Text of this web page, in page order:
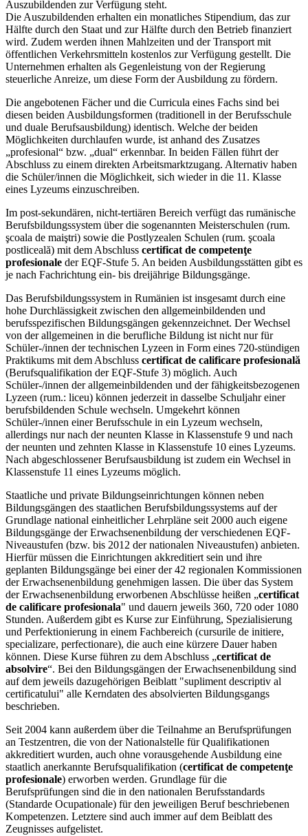
Auszubildenden zur Verfügung steht.
Die Auszubildenden erhalten ein monatliches Stipendium, das zur
Hälfte durch den Staat und zur Hälfte durch den Betrieb finanziert
wird. Zudem werden ihnen Mahlzeiten und der Transport mit
öffentlichen Verkehrsmitteln kostenlos zur Verfügung gestellt. Die
Unternehmen erhalten als Gegenleistung von der Regierung
steuerliche Anreize, um diese Form der Ausbildung zu fördern.
Die angebotenen Fächer und die Curricula eines Fachs sind bei
diesen beiden Ausbildungsformen (traditionell in der Berufsschule
und duale Berufsausbildung) identisch. Welche der beiden
Möglichkeiten durchlaufen wurde, ist anhand des Zusatzes
„profesional“ bzw. „dual“ erkennbar. In beiden Fällen führt der
Abschluss zu einem direkten Arbeitsmarktzugang. Alternativ haben
die Schüler/innen die Möglichkeit, sich wieder in die 11. Klasse
eines Lyzeums einzuschreiben.
Im post-sekundären, nicht-tertiären Bereich verfügt das rumänische
Berufsbildungssystem über die sogenannten Meisterschulen (rum.
şcoala de maiştri) sowie die Postlyzealen Schulen (rum. şcoala
postliceală) mit dem Abschluss certificat de competenţe
profesionale der EQF-Stufe 5. An beiden Ausbildungsstätten gibt es
je nach Fachrichtung ein- bis dreijährige Bildungsgänge.
Das Berufsbildungssystem in Rumänien ist insgesamt durch eine
hohe Durchlässigkeit zwischen den allgemeinbildenden und
berufsspezifischen Bildungsgängen gekennzeichnet. Der Wechsel
von der allgemeinen in die berufliche Bildung ist nicht nur für
Schüler-/innen der technischen Lyzeen in Form eines 720-stündigen
Praktikums mit dem Abschluss certificat de calificare profesională
(Berufsqualifikation der EQF-Stufe 3) möglich. Auch
Schüler-/innen der allgemeinbildenden und der fähigkeitsbezogenen
Lyzeen (rum.: liceu) können jederzeit in dasselbe Schuljahr einer
berufsbildenden Schule wechseln. Umgekehrt können
Schüler-/innen einer Berufsschule in ein Lyzeum wechseln,
allerdings nur nach der neunten Klasse in Klassenstufe 9 und nach
der neunten und zehnten Klasse in Klassenstufe 10 eines Lyzeums.
Nach abgeschlossener Berufsausbildung ist zudem ein Wechsel in
Klassenstufe 11 eines Lyzeums möglich.
Staatliche und private Bildungseinrichtungen können neben
Bildungsgängen des staatlichen Berufsbildungssystems auf der
Grundlage national einheitlicher Lehrpläne seit 2000 auch eigene
Bildungsgänge der Erwachsenenbildung der verschiedenen EQF-
Niveaustufen (bzw. bis 2012 der nationalen Niveaustufen) anbieten.
Hierfür müssen die Einrichtungen akkreditiert sein und ihre
geplanten Bildungsgänge bei einer der 42 regionalen Kommissionen
der Erwachsenenbildung genehmigen lassen. Die über das System
der Erwachsenenbildung erworbenen Abschlüsse heißen „certificat
de calificare profesionala" und dauern jeweils 360, 720 oder 1080
Stunden. Außerdem gibt es Kurse zur Einführung, Spezialisierung
und Perfektionierung in einem Fachbereich (cursurile de initiere,
specializare, perfectionare), die auch eine kürzere Dauer haben
können. Diese Kurse führen zu dem Abschluss „certificat de
absolvire“. Bei den Bildungsgängen der Erwachsenenbildung sind
auf dem jeweils dazugehörigen Beiblatt "supliment descriptiv al
certificatului" alle Kerndaten des absolvierten Bildungsgangs
beschrieben.
Seit 2004 kann außerdem über die Teilnahme an Berufsprüfungen
an Testzentren, die von der Nationalstelle für Qualifikationen
akkreditiert wurden, auch ohne vorausgehende Ausbildung eine
staatlich anerkannte Berufsqualifikation (certificat de competenţe
profesionale) erworben werden. Grundlage für die
Berufsprüfungen sind die in den nationalen Berufsstandards
(Standarde Ocupationale) für den jeweiligen Beruf beschriebenen
Kompetenzen. Letztere sind auch immer auf dem Beiblatt des
Zeugnisses aufgelistet.